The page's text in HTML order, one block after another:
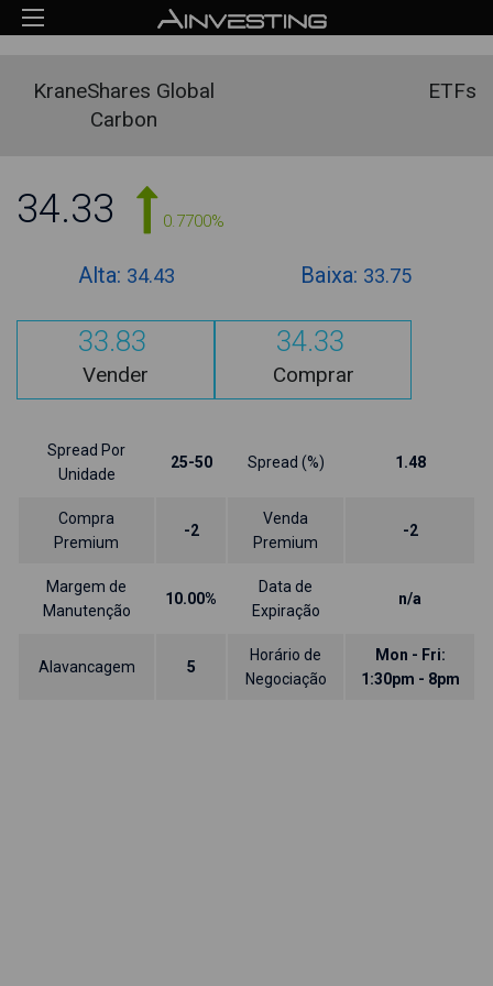
KraneShares Global
Carbon
ETFs
34.33 0.7700%
Alta: 34.43 Baixa: 33.75
33.83
Vender
34.33
Comprar
Spread Por
Unidade
25-50 Spread (%) 1.48
Compra
Premium
-2
Venda
Premium
-2
Margem de
Manutenção
10.00%
Data de
Expiração
n/a
Alavancagem 5
Horário de
Negociação
Mon - Fri:
1:30pm - 8pm